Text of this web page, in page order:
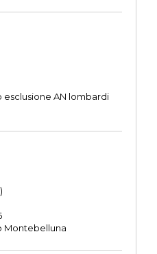
esclusione AN lombardi
Montebelluna